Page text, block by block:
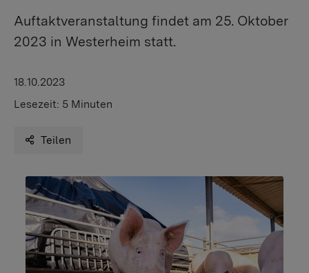
Auftaktveranstaltung findet am 25. Oktober
2023 in Westerheim statt.
18.10.2023
Lesezeit: 5 Minuten
Teilen